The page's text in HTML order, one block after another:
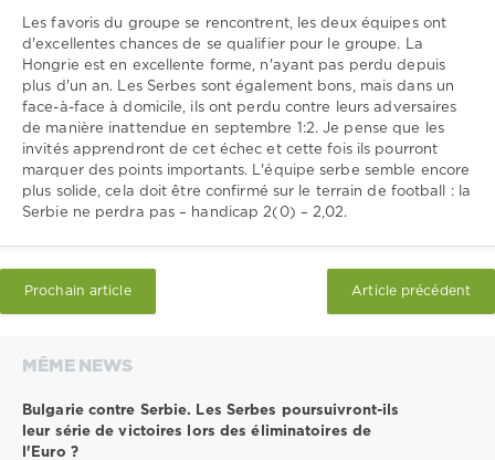
Les favoris du groupe se rencontrent, les deux équipes ont
d'excellentes chances de se qualifier pour le groupe. La
Hongrie est en excellente forme, n'ayant pas perdu depuis
plus d'un an. Les Serbes sont également bons, mais dans un
face-à-face à domicile, ils ont perdu contre leurs adversaires
de manière inattendue en septembre 1:2. Je pense que les
invités apprendront de cet échec et cette fois ils pourront
marquer des points importants. L'équipe serbe semble encore
plus solide, cela doit être confirmé sur le terrain de football : la
Serbie ne perdra pas – handicap 2(0) – 2,02.
Prochain article Article précédent
MÊME NEWS
Bulgarie contre Serbie. Les Serbes poursuivront-ils
leur série de victoires lors des éliminatoires de
l'Euro ?